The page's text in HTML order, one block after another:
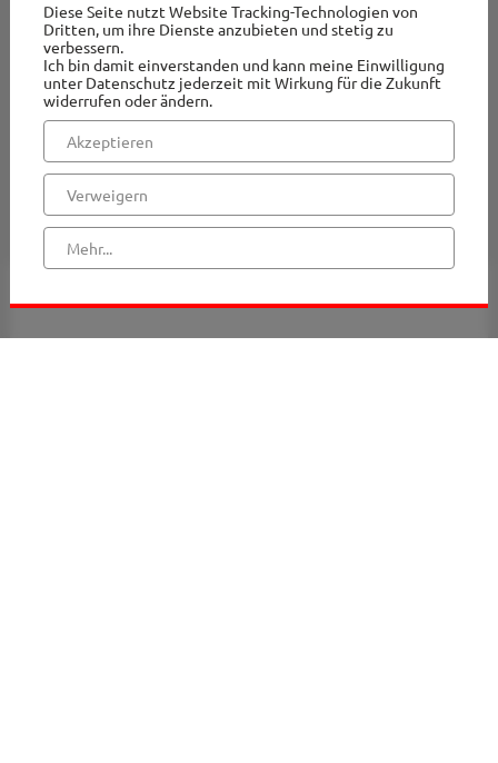
Diese Seite nutzt Website Tracking-Technologien von
Dritten, um ihre Dienste anzubieten und stetig zu
verbessern.
Ich bin damit einverstanden und kann meine Einwilligung
unter Datenschutz jederzeit mit Wirkung für die Zukunft
widerrufen oder ändern.
Akzeptieren
Verweigern
Mehr...